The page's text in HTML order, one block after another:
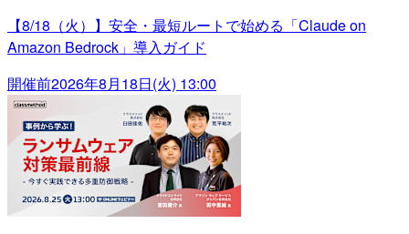
【8/18（火）】安全・最短ルートで始める「Claude on
Amazon Bedrock」導入ガイド
開催前2026年8月18日(火) 13:00